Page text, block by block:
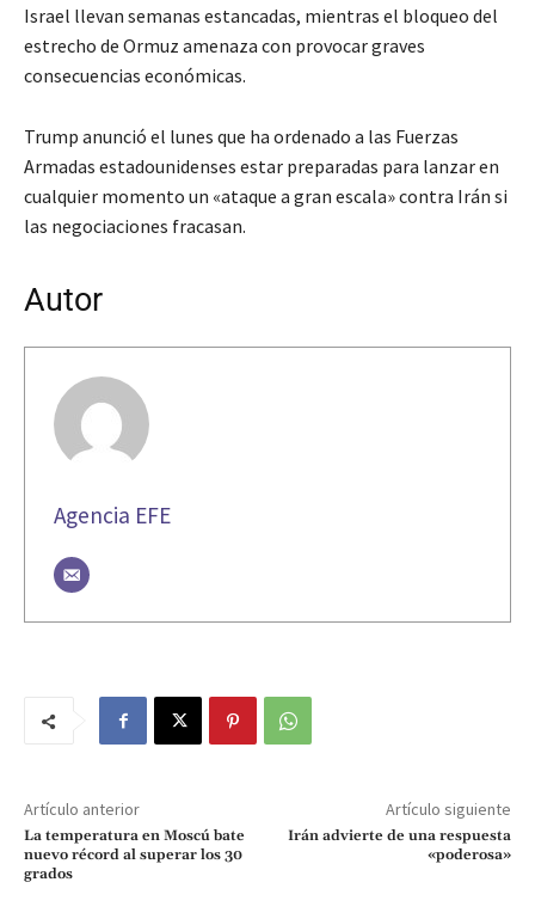
Israel llevan semanas estancadas, mientras el bloqueo del
estrecho de Ormuz amenaza con provocar graves
consecuencias económicas.
Trump anunció el lunes que ha ordenado a las Fuerzas
Armadas estadounidenses estar preparadas para lanzar en
cualquier momento un «ataque a gran escala» contra Irán si
las negociaciones fracasan.
Autor
Agencia EFE
Artículo anterior
La temperatura en Moscú bate
nuevo récord al superar los 30
grados
Artículo siguiente
Irán advierte de una respuesta
«poderosa»